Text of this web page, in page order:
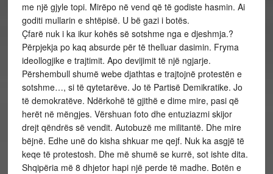
me një gjyle topi. Mirëpo në vend që të godiste hasmin. Ai
goditi mullarin e shtëpisë. U bë gazi i botës.
Çfarë nuk i ka ikur kohës së sotshme nga e djeshmja.?
Përpjekja po kaq absurde për të thelluar dasimin. Fryma
ideollogjike e trajtimit. Apo devijimit të një ngjarje.
Përshembull shumë webe djathtas e trajtojnë protestën e
sotshme…, si të qytetarëve. Jo të Partisë Demikratike. Jo
të demokratëve. Ndërkohë të gjithë e dime mire, pasi që
herët në mëngjes. Vërshuan foto dhe entuziazmi skijor
drejt qëndrës së vendit. Autobuzë me militantë. Dhe mire
bëjnë. Edhe unë do kisha shkuar me qejf. Nuk ka asgjë të
keqe të protestosh. Dhe më shumë se kurrë, sot ishte dita.
Shqipëria më 8 dhjetor hapi një perde të madhe. Botën e